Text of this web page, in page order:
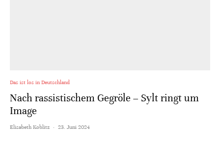
Das ist los in Deutschland
Nach rassistischem Gegröle – Sylt ringt um
Image
Elisabeth Koblitz · 23. Juni 2024